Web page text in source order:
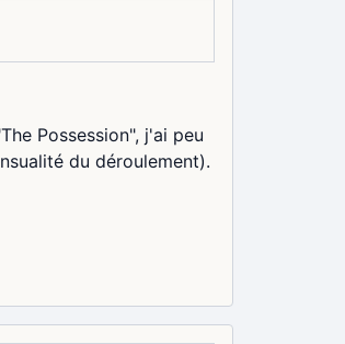
Possession", j'ai peu
du déroulement).